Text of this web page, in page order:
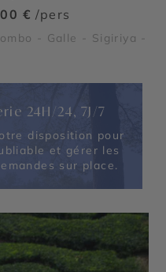
€ /pers
- Galle - Sigiriya -
24H/24, 7J/7
disposition pour
et gérer les
sur place.